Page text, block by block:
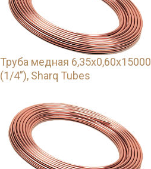
Труба медная 6,35х0,60х15000
(1/4”), Sharq Tubes